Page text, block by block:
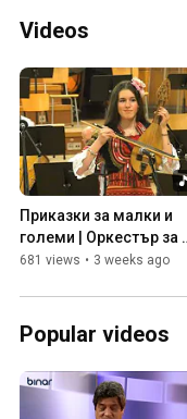
Videos
Приказки за малки и
големи | Оркестър за
народна музика на БНР
681 views • 3 weeks ago
Popular videos